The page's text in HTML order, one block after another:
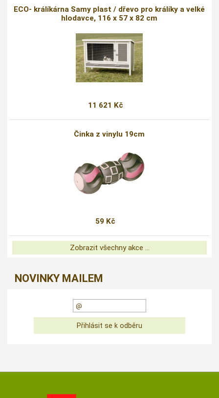
ECO- králíkárna Samy plast / dřevo pro králíky a velké
hlodavce, 116 x 57 x 82 cm
11 621 Kč
Činka z vinylu 19cm
59 Kč
Zobrazit všechny akce ...
NOVINKY MAILEM